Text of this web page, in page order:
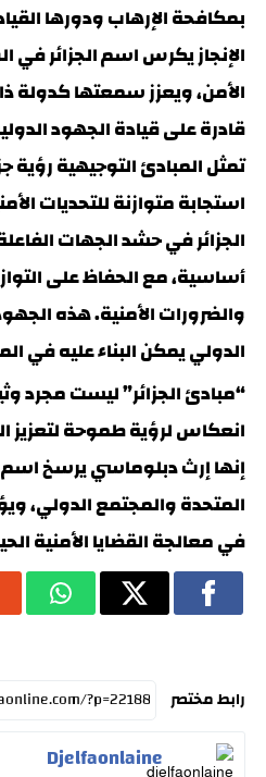
بمكافحة الإرهاب ودورها
الإنجاز يكرس اسم الجزائر
الأمن، ويعزز سمعتها كدولة
قادرة على قيادة الجهود
تمثل المبادئ التوجيهية رؤية
استجابة متوازنة للتحديات
الجزائر في حشد الجهات
أساسية، مع الحفاظ على
والضرورات الأمنية. هذه
الدولي يمكن البناء عليه في
“مبادئ الجزائر” ليست مجرد
انعكاس لرؤية طموحة لتعزيز
إنها إرث دبلوماسي يرسخ اسم
المتحدة والمجتمع الدولي،
في معالجة القضايا الأمنية
رابط مختصر
Djelfaonlaine